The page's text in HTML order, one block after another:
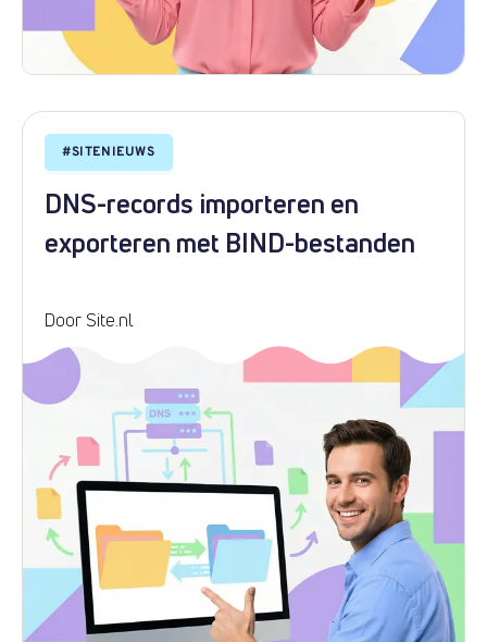
#SITENIEUWS
DNS-records importeren en
exporteren met BIND-bestanden
Door Site.nl